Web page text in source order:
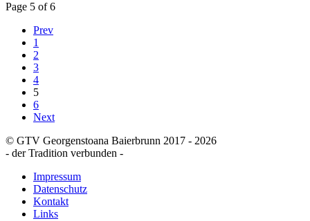
Page 5 of 6
Prev
1
2
3
4
5
6
Next
© GTV Georgenstoana Baierbrunn 2017 - 2026
- der Tradition verbunden -
Impressum
Datenschutz
Kontakt
Links